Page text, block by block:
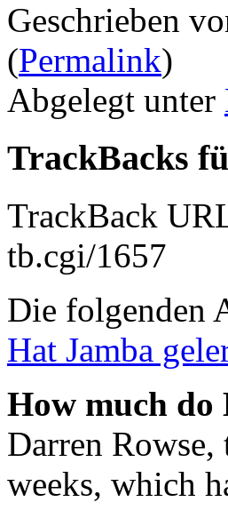
Geschrieben
(Permalink)
Abgelegt unter
TrackBacks
TrackBack
tb.cgi/1657
Die folgenden
Hat Jamba
How much do
Darren
weeks, which